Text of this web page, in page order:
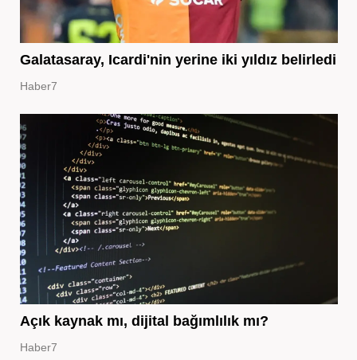
Galatasaray, Icardi'nin yerine iki yıldız belirledi
Haber7
Açık kaynak mı, dijital bağımlılık mı?
Haber7